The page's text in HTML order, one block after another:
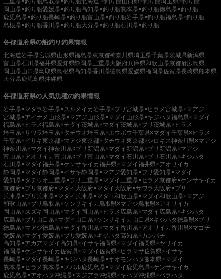
岡山県×釣り船愛媛県×釣り船高知県×釣り船熊本県×釣り船徳島県×釣り船
鹿児島県×釣り船長崎県×釣り船富山県×釣り船岩手県×釣り船福島県×釣り船
島根県×釣り船香川県×釣り船大分県×釣り船石川県×釣り船
各都道府県の船釣り釣果情報
北海道岩手県宮城県山形県福島県東京都神奈川県埼玉県千葉県茨城県新潟県
富山県石川県福井県愛知県静岡県三重県大阪府兵庫県和歌山県京都府広島県
岡山県山口県鳥取県島根県高知県香川県徳島県愛媛県福岡県佐賀県長崎県熊本県
大分県 鹿児島県沖縄県
各都道府県の人気魚種の釣果情報
岩手県×マダラ 岩手県×スルメイカ 岩手県×ブリ 宮城県×ヒラメ宮城県×マアジ
宮城県×アイナメ 山形県×マアジ山形県×マダイ 山形県×キジハタ福島県×マダイ
福島県×ヒラメ福島県×チダイ茨城県×マダイ茨城県×ブリ 茨城県×ヒラメ
埼玉県×サワラ埼玉県×タチウオ埼玉県×ホウボウ千葉県×マダイ千葉県×ヒラメ
千葉県×イサキ東京都×マアジ東京都×タチウオ東京都×シロギス神奈川県×マアジ
神奈川県×マダイ神奈川県×ブリ 新潟県×マダイ 新潟県×ブリ 新潟県×マアジ
富山県×アオリイカ富山県×ブリ 富山県×マダイ石川県×ブリ 石川県×キジハタ
石川県×マダイ福井県×ケンサキイカ福井県×マダイ福井県×アオリイカ
静岡県×マダイ静岡県×イサキ静岡県×マアジ愛知県×ブリ 愛知県×マダイ
愛知県×タチウオ三重県×ブリ 三重県×マダイ 三重県×ヒラメ京都府×ケンサキイカ
京都府×ブリ 京都府×マダイ 大阪府×マダイ 大阪府×サワラ 大阪府×ブリ
兵庫県×ブリ 兵庫県×マダイ兵庫県×マダコ和歌山県×マダイ和歌山県×マアジ
和歌山県×ブリ 鳥取県×ケンサキイカ 鳥取県×マアジ鳥取県×アオリイカ
岡山県×スズキ岡山県×マダイ 岡山県×ヒラメ 広島県×マダイ 広島県×キジハタ
広島県×ブリ 山口県×マダイ 山口県×ケンサキイカ 山口県×キジハタ徳島県×ブリ
徳島県×マアジ徳島県×チダイ香川県×マダイ香川県×アオリイカ香川県×マゴチ
愛媛県×マダイ愛媛県×ブリ 愛媛県×キジハタ高知県×カンパチ
高知県×アカアマダイ高知県×イサキ福岡県×マダイ福岡県×ヤリイカ
福岡県×ケンサキイカ佐賀県×マダイ佐賀県×ヒラマサ佐賀県×イサキ
長崎県×マダイ長崎県×キジハタ長崎県×オオモンハタ 熊本県×マダイ
熊本県×ヒラメ 熊本県×メバル鹿児島県×マダイ 鹿児島県×ケンサキイカ
鹿児島県×アオハタ沖縄県×スジアラ沖縄県×キハダ沖縄県×バラハタ